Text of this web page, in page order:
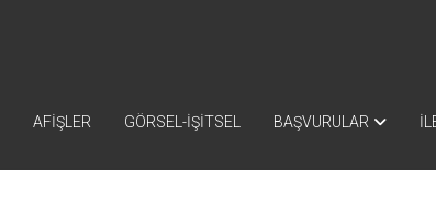
AFİŞLER GÖRSEL-İŞİTSEL BAŞVURULAR